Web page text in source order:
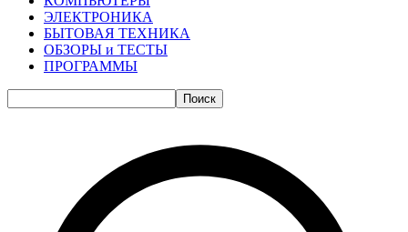
ЭЛЕКТРОНИКА
БЫТОВАЯ ТЕХНИКА
ОБЗОРЫ и ТЕСТЫ
ПРОГРАММЫ
Поиск